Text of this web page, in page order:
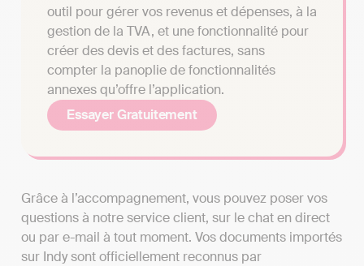
outil pour gérer vos revenus et dépenses, à la
gestion de la TVA, et une fonctionnalité pour
créer des devis et des factures, sans
compter la panoplie de fonctionnalités
annexes qu’offre l’application.
Essayer Gratuitement
Grâce à l’accompagnement, vous pouvez poser vos
questions à notre service client, sur le chat en direct
ou par e-mail à tout moment. Vos documents importés
sur Indy sont officiellement reconnus par